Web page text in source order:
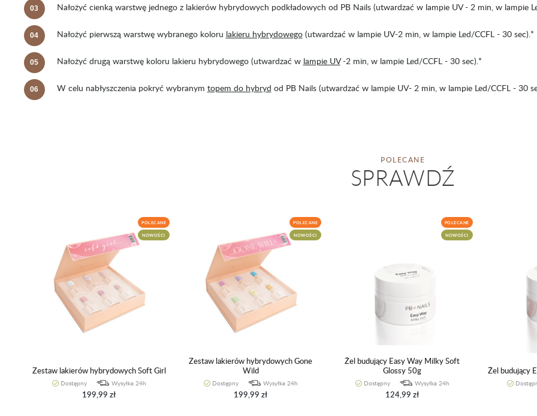
Nałożyć cienką warstwę jednego z lakierów hybrydowych podkładowych od PB Nails (utwardzać w lampie UV - 2 min, w lampie
Nałożyć pierwszą warstwę wybranego koloru lakieru hybrydowego(utwardzać w lampie UV-2 min, w lampie Led/CCFL - 30 sec).*
Nałożyć drugą warstwę koloru lakieru hybrydowego (utwardzać w lampie UV-2 min, w lampie Led/CCFL - 30 sec).*
W celu nabłyszczenia pokryć wybranym topem do hybryd od PB Nails (utwardzać w lampie UV- 2 min, w lampie Led/CCFL - 30
POLECANE
SPRAWDŹ
POLECANE
NOWOŚCI
Zestaw lakierów hybrydowych Soft Girl
Dostępny Wysyłka 24h
199,99 zł
POLECANE
NOWOŚCI
Zestaw lakierów hybrydowych Gone
Wild
Dostępny Wysyłka 24h
199,99 zł
POLECANE
NOWOŚCI
Żel budujący Easy Way Milky Soft
Glossy 50g
Dostępny Wysyłka 24h
124,99 zł
Żel budujący